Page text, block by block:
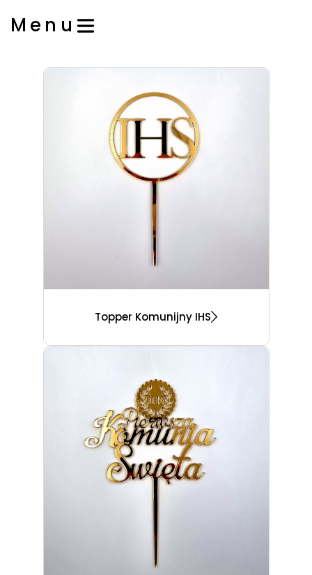
Menu
Topper Komunijny IHS